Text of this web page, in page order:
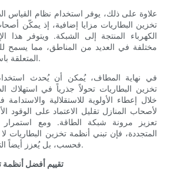
علاوة على ذلك، يوفر استخدام نظام القياس
تخزين البطاريات مزايا إضافية، إذ يمكّن
الكهرباء المنتجة إلى الشبكة. ويتوفر هذا
مختلفة في العديد من المناطق، مما يسمح
المتعلقة باستهلاكهم للطاقة المنزلية.
في نهاية المطاف، يُمكن أن يُحدث
تخزين البطاريات تحولاً جذرياً في استهلاك
خلال إعطاء الأولوية للاستقلالية
لأصحاب المنازل تقليل الاعتماد على الوقود
تعزيز مرونة شبكة الطاقة. ومع استمرار
المتجددة، فإن تبني أنظمة تخزين البطاريات لا
فحسب، بل يُعزز أيضاً التغيير البيئي الأوسع نطاقاً.
تقييم أفضل أنظمة